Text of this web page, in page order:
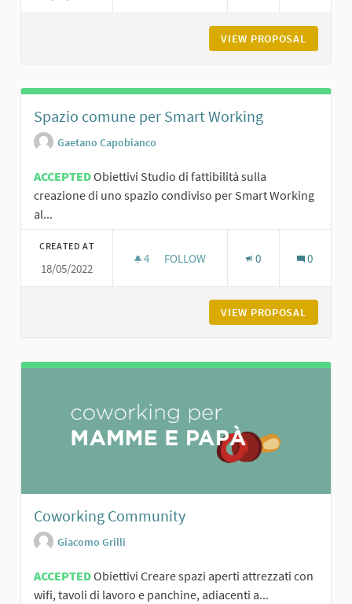
VIEW PROPOSAL
Spazio comune per Smart Working
Gaetano Capobianco
ACCEPTEDObiettivi Studio di fattibilità sulla
creazione di uno spazio condiviso per Smart Working
al...
CREATED AT
18/05/2022
4 4 FOLLOWERS
FOLLOW 0 0
VIEW PROPOSAL
Coworking Community
Giacomo Grilli
ACCEPTEDObiettivi Creare spazi aperti attrezzati con
wifi, tavoli di lavoro e panchine, adiacenti a...